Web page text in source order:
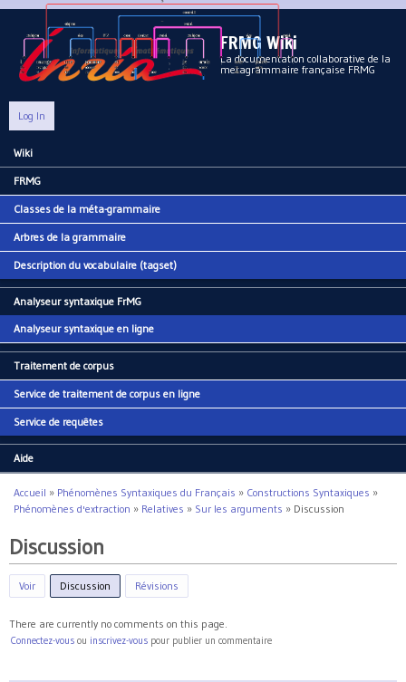
Aller au contenu principal
FRMG Wiki
La documentation collaborative de la
metagrammaire française FRMG
Log In
Main menu
Wiki
FRMG
Classes de la méta-grammaire
Arbres de la grammaire
Description du vocabulaire (tagset)
Analyseur syntaxique FrMG
Analyseur syntaxique en ligne
Traitement de corpus
Service de traitement de corpus en ligne
Service de requêtes
Aide
Vous êtes ici
Accueil » Phénomènes Syntaxiques du Français » Constructions Syntaxiques »
Phénomènes d'extraction » Relatives » Sur les arguments » Discussion
Discussion
Voir Discussion (onglet actif)
Révisions
There are currently no comments on this page.
Connectez-vous ou inscrivez-vous pour publier un commentaire